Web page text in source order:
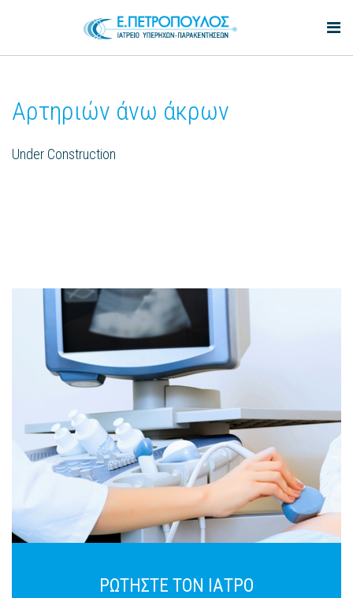
Αρτηριών άνω άκρων
Under Construction
ΡΩΤΗΣΤΕ ΤΟΝ ΙΑΤΡΟ